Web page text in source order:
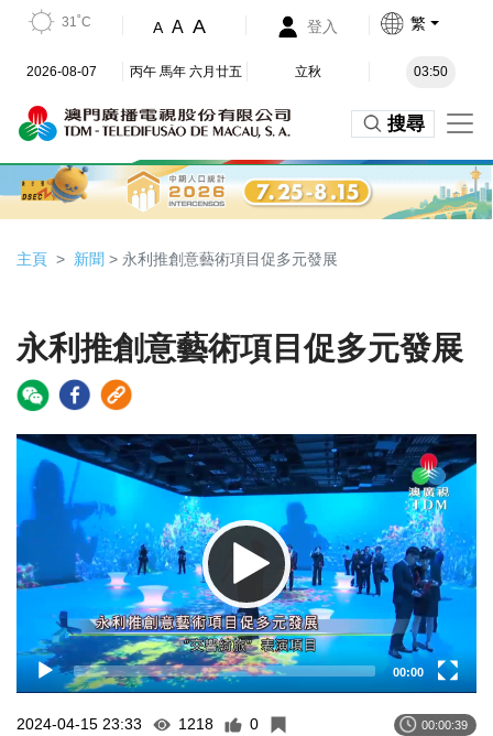
31˚C A A A 登入 繁
2026-08-07 丙午 馬年 六月廿五 立秋 03:50
搜尋
主頁 新聞 > 永利推創意藝術項目促多元發展
永利推創意藝術項目促多元發展
Video
Player
00:00
2024-04-15 23:33 1218 0 00:00:39